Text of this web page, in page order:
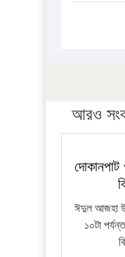
আরও
দোকানপাট
ঈদুল আজহা
১০টা